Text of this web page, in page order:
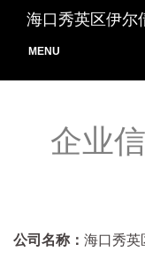
海口秀英区伊尔
MENU
企业
公司名称： 海口秀英